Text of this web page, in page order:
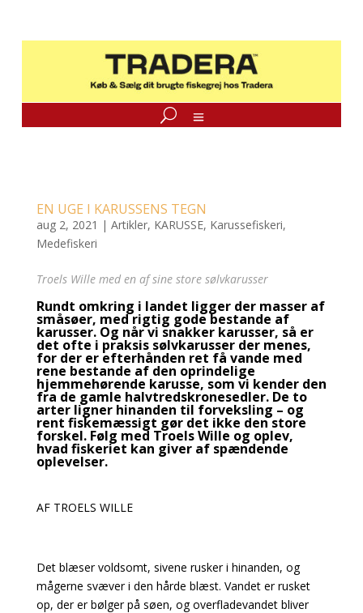
EN UGE I KARUSSENS TEGN
aug 2, 2021 | Artikler, KARUSSE, Karussefiskeri,
Medefiskeri
Troels Wille med en af sine store sølvkarusser
Rundt omkring i landet ligger der masser af
småsøer, med rigtig gode bestande af
karusser. Og når vi snakker karusser, så er
det ofte i praksis sølvkarusser der menes,
for der er efterhånden ret få vande med
rene bestande af den oprindelige
hjemmehørende karusse, som vi kender den
fra de gamle halvtredskronesedler. De to
arter ligner hinanden til forveksling – og
rent fiskemæssigt gør det ikke den store
forskel. Følg med Troels Wille og oplev,
hvad fiskeriet kan giver af spændende
oplevelser.
AF TROELS WILLE
Det blæser voldsomt, sivene rusker i hinanden, og
mågerne svæver i den hårde blæst. Vandet er rusket
op, der er bølger på søen, og overfladevandet bliver